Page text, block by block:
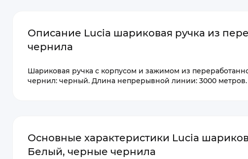
Описание Lucia шариковая ручка из
чернила
Шариковая ручка с корпусом и зажимом из
чернил: черный. Длина непрерывной линии: 3000
Основные характеристики Lucia
Белый, черные чернила